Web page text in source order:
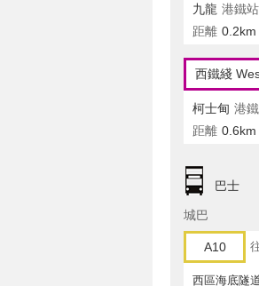
九龍 港鐵站
距離 0.2km
西鐵綫
柯士甸 港
距離 0.6km
巴士
城巴
A10
西區海底隧